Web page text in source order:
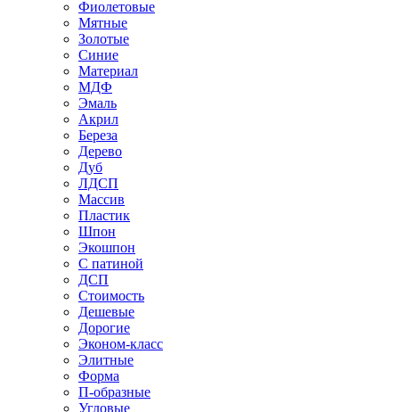
Фиолетовые
Мятные
Золотые
Синие
Материал
МДФ
Эмаль
Акрил
Береза
Дерево
Дуб
ЛДСП
Массив
Пластик
Шпон
Экошпон
С патиной
ДСП
Стоимость
Дешевые
Дорогие
Эконом-класс
Элитные
Форма
П-образные
Угловые